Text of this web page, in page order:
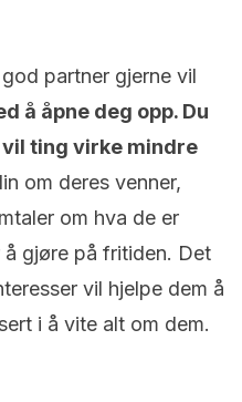
partner gjerne vil
å åpne deg opp. Du
ting virke mindre
om deres venner,
om hva de er
gjøre på fritiden. Det
vil hjelpe dem å
i å vite alt om dem.